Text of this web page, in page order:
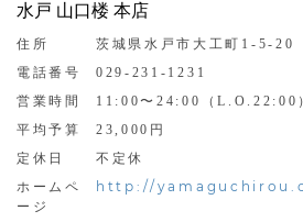
水戸 山口楼 本店
住所
茨城県水戸市大工町1-5-20
電話番号
029-231-1231
営業時間
11:00〜24:00（L.O.22:00
平均予算
23,000円
定休日
不定休
ホームペ
ージ
http://